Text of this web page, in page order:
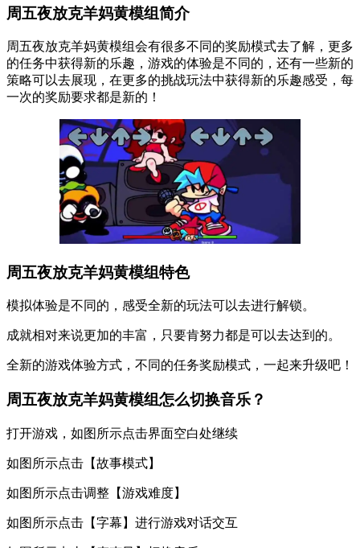
周五夜放克羊妈黄模组简介
周五夜放克羊妈黄模组会有很多不同的奖励模式去了解，更多
的任务中获得新的乐趣，游戏的体验是不同的，还有一些新的
策略可以去展现，在更多的挑战玩法中获得新的乐趣感受，每
一次的奖励要求都是新的！
周五夜放克羊妈黄模组特色
模拟体验是不同的，感受全新的玩法可以去进行解锁。
成就相对来说更加的丰富，只要肯努力都是可以去达到的。
全新的游戏体验方式，不同的任务奖励模式，一起来升级吧！
周五夜放克羊妈黄模组怎么切换音乐？
打开游戏，如图所示点击界面空白处继续
如图所示点击【故事模式】
如图所示点击调整【游戏难度】
如图所示点击【字幕】进行游戏对话交互